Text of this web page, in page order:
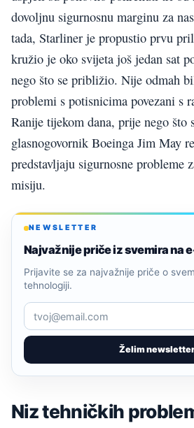
dovoljnu sigurnosnu marginu za
tada, Starliner je propustio prvu
kružio je oko svijeta još jedan sat
nego što se približio. Nije odmah
problemi s potisnicima povezani s
Ranije tijekom dana, prije nego što
glasnogovornik Boeinga Jim May
predstavljaju sigurnosne probleme
misiju.
NEWSLETTER
Najvažnije priče iz svemira na
Želim newsletter
Prijavite se za najvažnije priče o
tehnologiji.
Niz tehničkih